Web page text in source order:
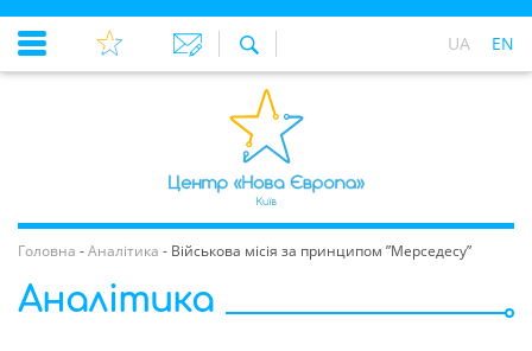
UA EN
Головна -Аналітика - Військова місія за принципом ”Мерседесу”
Аналітика